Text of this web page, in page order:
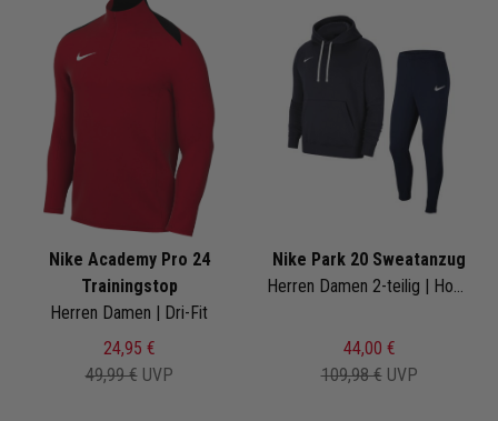
Nike Academy Pro 24
Trainingstop
Herren Damen | Dri-Fit
24,95 €
49,99 € UVP
Nike Park 20 Sweatanzug
Herren Damen 2-teilig | Hoody Jogginghose | Jogginganzug
44,00 €
109,98 € UVP